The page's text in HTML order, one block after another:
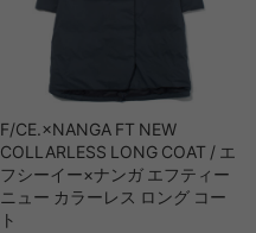
F/CE.×NANGA FT NEW
COLLARLESS LONG COAT / エ
フシーイー×ナンガ エフティー
ニュー カラーレス ロング コー
ト